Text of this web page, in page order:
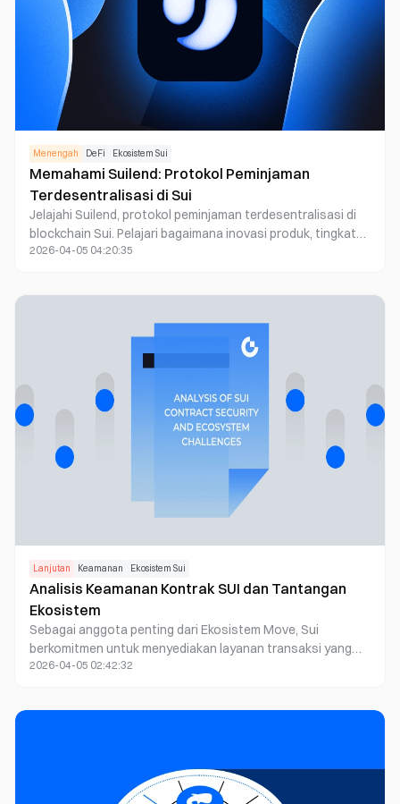
Menengah DeFi Ekosistem Sui
Memahami Suilend: Protokol Peminjaman
Terdesentralisasi di Sui
Jelajahi Suilend, protokol peminjaman terdesentralisasi di
blockchain Sui. Pelajari bagaimana inovasi produk, tingkat
persaingan, dan keamanan yang kuat merevolusi
2026-04-05 04:20:35
Lanjutan Keamanan Ekosistem Sui
Analisis Keamanan Kontrak SUI dan Tantangan
Ekosistem
Sebagai anggota penting dari Ekosistem Move, Sui
berkomitmen untuk menyediakan layanan transaksi yang
cepat dan aman untuk berbagai skenario aplikasi
2026-04-05 02:42:32